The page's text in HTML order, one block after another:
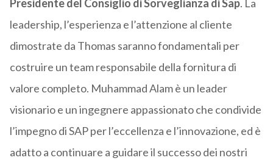
Presidente del Consiglio di Sorveglianza di Sap. La
leadership, l’esperienza e l’attenzione al cliente
dimostrate da Thomas saranno fondamentali per
costruire un team responsabile della fornitura di
valore completo. Muhammad Alam è un leader
visionario e un ingegnere appassionato che condivide
l’impegno di SAP per l’eccellenza e l’innovazione, ed è
adatto a continuare a guidare il successo dei nostri